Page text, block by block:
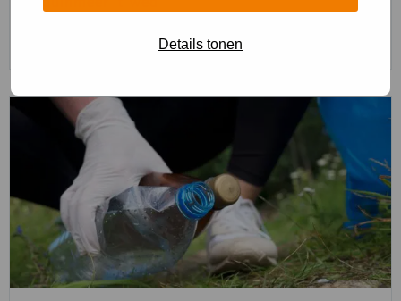
Details tonen
Zwemmen
meer